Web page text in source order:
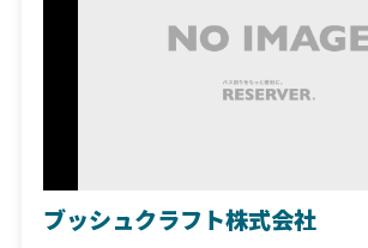
ブッシュクラフト株式会社